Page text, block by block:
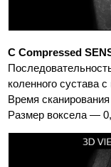
С Compressed
коленного сустава
Время
Размер воксела —